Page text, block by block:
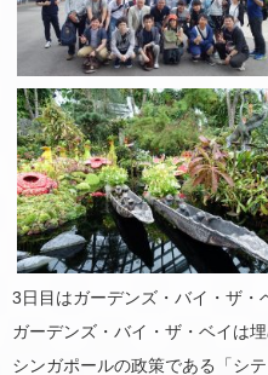
3日目はガーデンズ・バイ・ザ・
ガーデンズ・バイ・ザ・ベイは
シンガポールの政策である「シ